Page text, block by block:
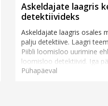
Askeldajate laagris
detektiivideks
Askeldajate laagris osales
palju detektiive. Laagri
Piibli loomisloo uurimine
loomisloo detektiivid. Iga
piiblitunnis uurisime ühte osa.
Pühapäeval